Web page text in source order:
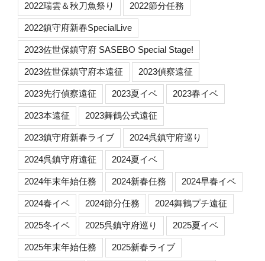
2022瑞雲＆秋刀魚祭り 2022節分任務
2022鎮守府新春SpecialLive
2023佐世保鎮守府 SASEBO Special Stage!
2023佐世保鎮守府本遠征 2023偵察遠征
2023先行偵察遠征 2023夏イベ 2023春イベ
2023本遠征 2023舞鶴公式遠征
2023鎮守府新春ライブ 2024呉鎮守府巡り
2024呉鎮守府遠征 2024夏イベ
2024年末年始任務 2024新春任務 2024早春イベ
2024春イベ 2024節分任務 2024舞鶴プチ遠征
2025冬イベ 2025呉鎮守府巡り 2025夏イベ
2025年末年始任務 2025新春ライブ